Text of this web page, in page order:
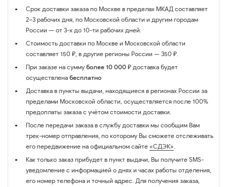
Срок доставки заказа по Москве в пределах МКАД составляет
2–3 рабочих дня, по Московской области и другим городам
России — от 3-х до 10-ти рабочих дней.
Стоимость доставки по Москве и Московской области
составляет 150 ₽, в другие регионы России — 350 ₽.
При заказе на сумму более 10 000 ₽ доставка будет
осуществлена бесплатно
Доставка в пункты выдачи, находящиеся в регионах России за
пределами Московской области, осуществляется после 100%
предоплаты заказа с учётом стоимости доставки.
После передачи заказа в службу доставки мы сообщим Вам
трек-номер отправления, по которому Вы сможете отслеживать
его передвижение на официальном сайте «СДЭК».
Как только заказ прибудет в пункт выдачи, Вы получите SMS-
уведомление с информацией о днях и часах работы отделения,
его номер телефона и точный адрес. Для получения заказа,